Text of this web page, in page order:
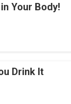
Your Body!
Drink It